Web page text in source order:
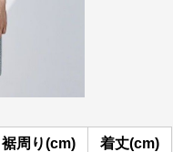
裾周り(cm) 着丈(cm)